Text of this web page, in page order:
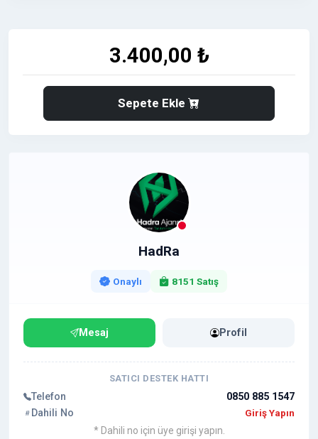
3.400,00 ₺
Sepete Ekle
HadRa
Onaylı 8151 Satış
Mesaj Profil
SATICI DESTEK HATTI
Telefon
0850 885 1547
Dahili No
Giriş Yapın
* Dahili no için üye girişi yapın.